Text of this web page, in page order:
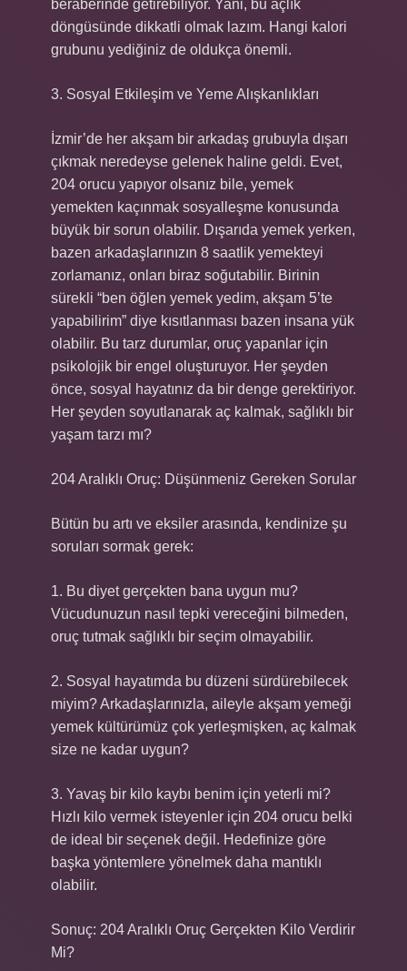
beraberinde getirebiliyor. Yani, bu açlık
döngüsünde dikkatli olmak lazım. Hangi kalori
grubunu yediğiniz de oldukça önemli.
3. Sosyal Etkileşim ve Yeme Alışkanlıkları
İzmir’de her akşam bir arkadaş grubuyla dışarı
çıkmak neredeyse gelenek haline geldi. Evet,
204 orucu yapıyor olsanız bile, yemek
yemekten kaçınmak sosyalleşme konusunda
büyük bir sorun olabilir. Dışarıda yemek yerken,
bazen arkadaşlarınızın 8 saatlik yemekteyi
zorlamanız, onları biraz soğutabilir. Birinin
sürekli “ben öğlen yemek yedim, akşam 5’te
yapabilirim” diye kısıtlanması bazen insana yük
olabilir. Bu tarz durumlar, oruç yapanlar için
psikolojik bir engel oluşturuyor. Her şeyden
önce, sosyal hayatınız da bir denge gerektiriyor.
Her şeyden soyutlanarak aç kalmak, sağlıklı bir
yaşam tarzı mı?
204 Aralıklı Oruç: Düşünmeniz Gereken Sorular
Bütün bu artı ve eksiler arasında, kendinize şu
soruları sormak gerek:
1. Bu diyet gerçekten bana uygun mu?
Vücudunuzun nasıl tepki vereceğini bilmeden,
oruç tutmak sağlıklı bir seçim olmayabilir.
2. Sosyal hayatımda bu düzeni sürdürebilecek
miyim? Arkadaşlarınızla, aileyle akşam yemeği
yemek kültürümüz çok yerleşmişken, aç kalmak
size ne kadar uygun?
3. Yavaş bir kilo kaybı benim için yeterli mi?
Hızlı kilo vermek isteyenler için 204 orucu belki
de ideal bir seçenek değil. Hedefinize göre
başka yöntemlere yönelmek daha mantıklı
olabilir.
Sonuç: 204 Aralıklı Oruç Gerçekten Kilo Verdirir
Mi?